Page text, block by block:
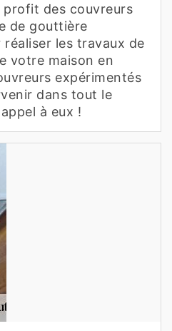
des couvreurs
de gouttière
les travaux de
votre maison en
expérimentés
dans tout le
à eux !